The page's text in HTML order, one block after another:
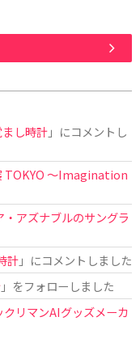
し時計」にコメントし
TOKYO 〜Imagination
アズナブルのサングラ
計」にコメントしました
」をフォローしました
リマンAIグッズメーカ